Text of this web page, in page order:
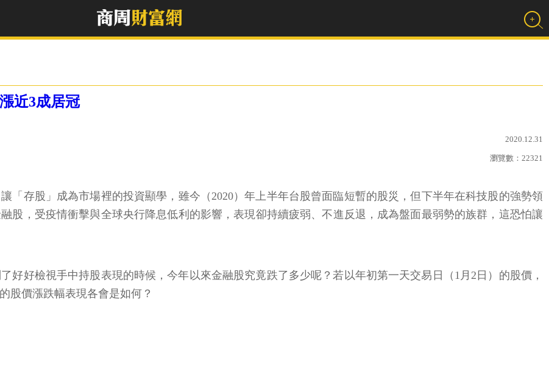
近3成居冠
2020.12.31
瀏覽數： 22321
「存股」成為市場裡的投資顯學，雖今（2020）年上半年台股曾面臨短暫的股災，但下半年在科技股的強勢領
股，受疫情衝擊與全球央行降息低利的影響，表現卻持續疲弱、不進反退，成為盤面最弱勢的族群，這恐怕讓
好好檢視手中持股表現的時候，今年以來金融股究竟跌了多少呢？若以年初第一天交易日（1月2日）的股價，
股價漲跌幅表現各會是如何？